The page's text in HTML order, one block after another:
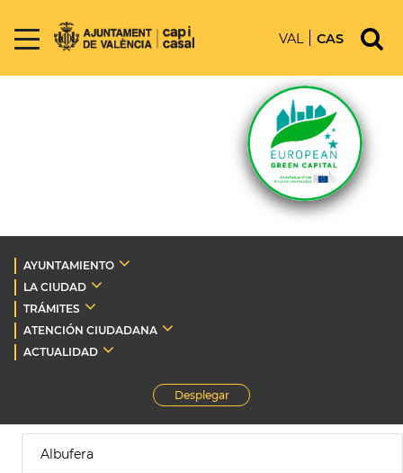
VAL CAS
AYUNTAMIENTO
LA CIUDAD
TRÁMITES
ATENCIÓN CIUDADANA
ACTUALIDAD
Desplegar
Albufera